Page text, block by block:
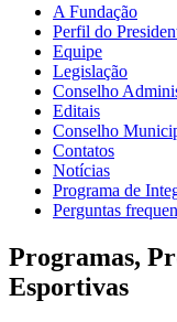
A Fundação
Perfil do
Equipe
Legislação
Conselho
Editais
Conselho
Contatos
Notícias
Programa de
Perguntas
Programas,
Esportivas